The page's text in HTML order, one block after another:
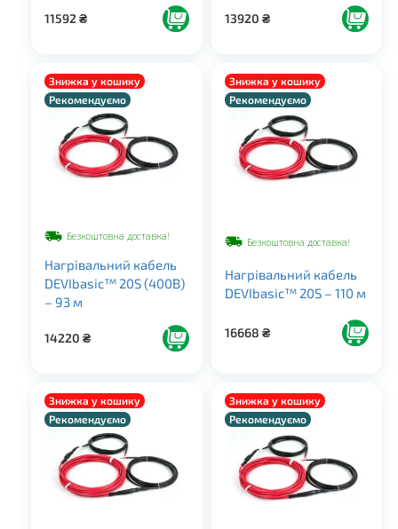
11592₴ 13920 ₴
Знижка у кошику
Рекомендуємо
Безкоштовна доставка!
Нагрівальний кабель
DEVIbasic™ 20S (400В)
– 93 м
14220 ₴
Знижка у кошику
Рекомендуємо
Безкоштовна доставка!
Нагрівальний кабель
DEVIbasic™ 20S – 110 м
16668 ₴
Знижка у кошику
Рекомендуємо
Знижка у кошику
Рекомендуємо